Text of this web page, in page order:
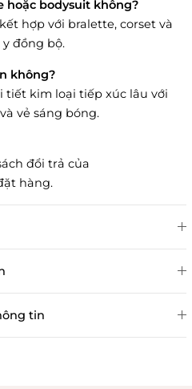
hoặc bodysuit không?
hợp với bralette, corset và
đồng bộ.
không?
tiết kim loại tiếp xúc lâu với
vẻ sáng bóng.
đổi trả của
hàng.
tin